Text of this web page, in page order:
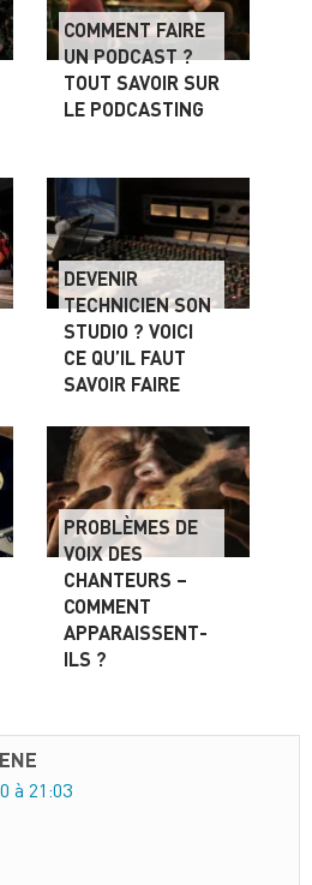
COMMENT FAIRE
UN PODCAST ?
TOUT SAVOIR SUR
LE PODCASTING
DEVENIR
TECHNICIEN SON
STUDIO ? VOICI
CE QU’IL FAUT
SAVOIR FAIRE
PROBLÈMES DE
VOIX DES
CHANTEURS –
COMMENT
APPARAISSENT-
ILS ?
à 21:03